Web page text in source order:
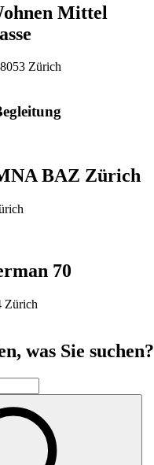
Mittel
Zürich
BAZ Zürich
70
Zürich
was Sie suchen?